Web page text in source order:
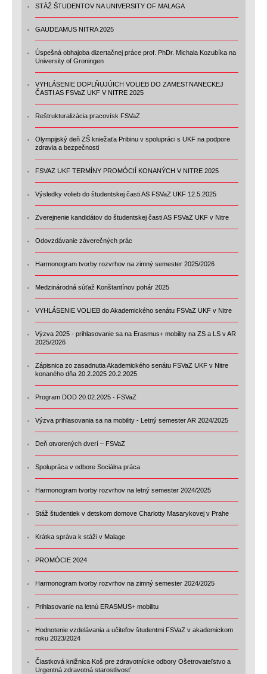
STÁŽ ŠTUDENTOV NA UNIVERSITY OF MALAGA
GAUDEAMUS NITRA 2025
Úspešná obhajoba dizertačnej práce prof. PhDr. Michala Kozubíka na
University of Groningen
VYHLÁSENIE DOPLŇUJÚICH VOLIEB DO ZAMESTNANECKEJ
ČASTI AS FSVaZ UKF V NITRE 2025
Reštrukturalizácia pracovísk FSVaZ
Olympijský deň ZŠ kniežaťa Pribinu v spolupráci s UKF na podpore
zdravia a bezpečnosti
FSVAZ UKF TERMÍNY PROMÓCIÍ KONANÝCH V NITRE 2025
Výsledky volieb do študentskej časti AS FSVaZ UKF 12.5.2025
Zverejnenie kandidátov do študentskej časti AS FSVaZ UKF v Nitre
Odovzdávanie záverečných prác
Harmonogram tvorby rozvrhov na zimný semester 2025/2026
Medzinárodná súťaž Konštantínov pohár 2025
VYHLÁSENIE VOLIEB do Akademického senátu FSVaZ UKF v Nitre
Výzva 2025 - prihlasovanie sa na Erasmus+ mobility na ZS a LS v AR
2025/2026
Zápisnica zo zasadnutia Akademického senátu FSVaZ UKF v Nitre
konaného dňa 20.2.2025 20.2.2025
Program DOD 20.02.2025 - FSVaZ
Výzva prihlasovania sa na mobility - Letný semester AR 2024/2025
Deň otvorených dverí – FSVaZ
Spolupráca v odbore Sociálna práca
Harmonogram tvorby rozvrhov na letný semester 2024/2025
Stáž študentiek v detskom domove Charlotty Masarykovej v Prahe
Krátka správa k stáži v Malage
PROMÓCIE 2024
Harmonogram tvorby rozvrhov na zimný semester 2024/2025
Prihlasovanie na letnú ERASMUS+ mobilitu
Hodnotenie vzdelávania a učiteľov študentmi FSVaZ v akademickom
roku 2023/2024
Čiastková knižnica Koš pre zdravotnícke odbory Ošetrovateľstvo a
Urgentná zdravotná starostlivosť